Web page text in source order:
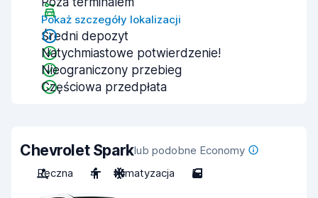
Pokaż szczegóły lokalizacji
Średni depozyt
Natychmiastowe potwierdzenie!
Nieograniczony przebieg
Częściowa przedpłata
Chevrolet Sparklub podobne Economy
Ręczna
4 Klimatyzacja 5